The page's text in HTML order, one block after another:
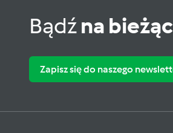
Bądźna
Zapisz się do naszego